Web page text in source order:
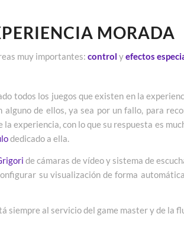
MORADA
muy importantes: control yefectos
todos los juegos que existen en la
de ellos, ya sea por un fallo, para
experiencia, con lo que su respuesta es
dedicado a ella.
de cámaras de vídeo y sistema de
su visualización de forma
siempre al servicio del game master y de la